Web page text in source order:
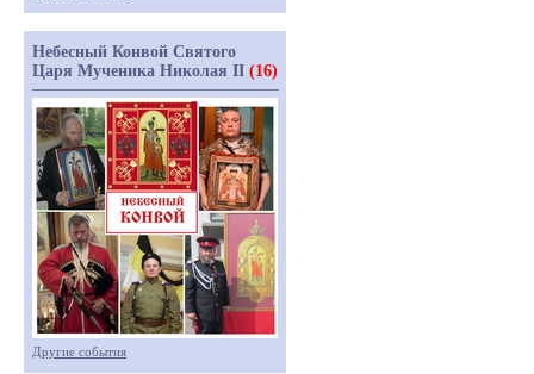
Небесный Конвой Святого
Царя Мученика Николая II (16)
Другие события